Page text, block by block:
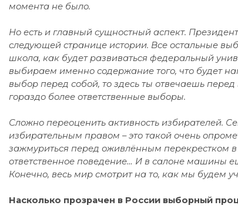
момента не было.
Но есть и главный сущностный аспект.
следующей странице истории. Все остальные
школа, как будет развиваться федеральный
выбираем именно содержание того, что будет
выбор перед собой, то здесь ты отвечаешь
гораздо более ответственные выборы.
Сложно переоценить активность избирателей.
избирательным правом – это такой очень
зажмуриться перед оживлённым перекрестком
ответственное поведение… И в салоне машины
Конечно, весь мир смотрит на то, как мы будем
Насколько прозрачен в России выборный